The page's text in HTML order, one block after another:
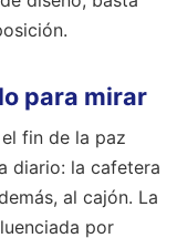
para mirar
fin de la paz
diario: la cafetera
al cajón. La
por